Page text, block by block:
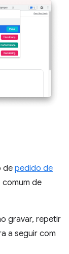
de pedido de
comum de
gravar, repetir
a seguir com